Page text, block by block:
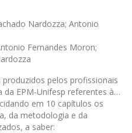
Nardozza; Antonio
Fernandes Moron;
pelos profissionais
EPM-Unifesp referentes à
em 10 capítulos os
da metodologia e da
a saber: